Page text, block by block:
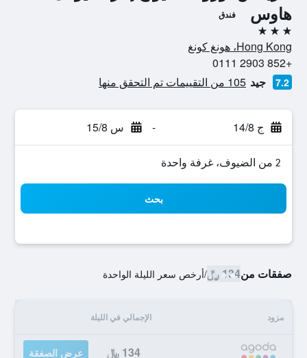
هاوس
فندق
3 نجوم
Hong Kong، هونغ كونغ
+852 2903 0111
7.2 جيد 105 من التقييمات تم التحقق منها
ج 14/8 - س 15/8
2 من الضيوف، غرفة واحدة
بحث
صفقات من134 ﷼ /أرخص سعر الليلة الواحدة
مزود الإجمالي في الليلة
134 ﷼ عرض الصفقة